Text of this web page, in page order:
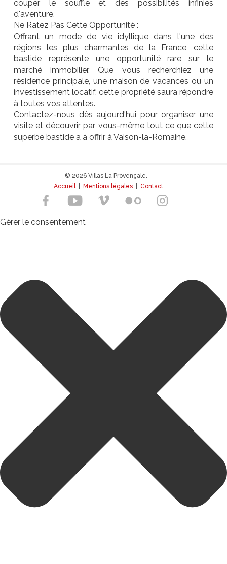
couper le souffle et des possibilités infinies
d'aventure.
Ne Ratez Pas Cette Opportunité :
Offrant un mode de vie idyllique dans l'une des
régions les plus charmantes de la France, cette
bastide représente une opportunité rare sur le
marché immobilier. Que vous recherchiez une
résidence principale, une maison de vacances ou un
investissement locatif, cette propriété saura répondre
à toutes vos attentes.
Contactez-nous dès aujourd'hui pour organiser une
visite et découvrir par vous-même tout ce que cette
superbe bastide a à offrir à Vaison-la-Romaine.
© 2026 Villas La Provençale.
Accueil| Mentions légales Contact
Gérer le consentement